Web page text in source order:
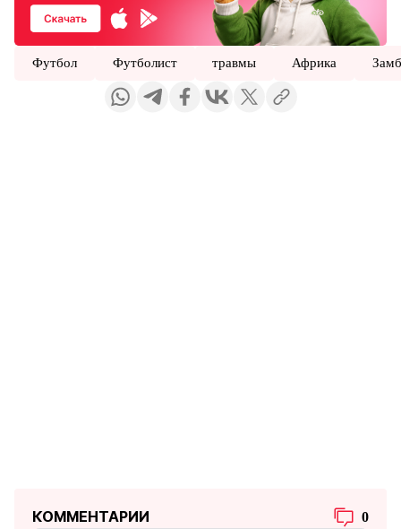
Футбол Футболист травмы Африка
КОММЕНТАРИИ 0